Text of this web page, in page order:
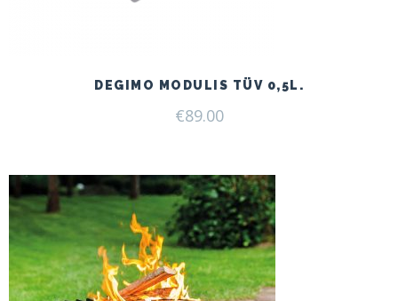
DEGIMO MODULIS TÜV 0,5L.
€89.00